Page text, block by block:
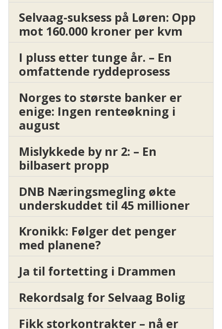
Selvaag-suksess på Løren: Opp
mot 160.000 kroner per kvm
I pluss etter tunge år. – En
omfattende ryddeprosess
Norges to største banker er
enige: Ingen renteøkning i
august
Mislykkede by nr 2: – En
bilbasert propp
DNB Næringsmegling økte
underskuddet til 45 millioner
Kronikk: Følger det penger
med planene?
Ja til fortetting i Drammen
Rekordsalg for Selvaag Bolig
Fikk storkontrakter – nå er